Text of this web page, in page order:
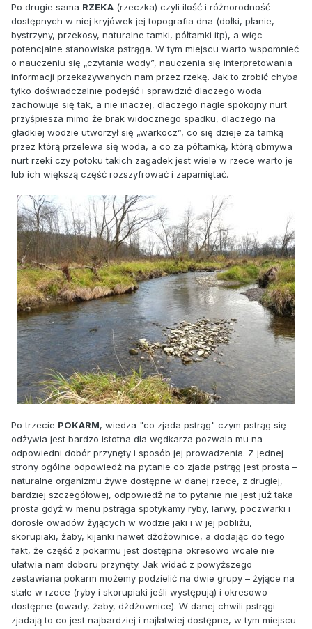
Po drugie sama RZEKA (rzeczka) czyli ilość i różnorodność
dostępnych w niej kryjówek jej topografia dna (dołki, płanie,
bystrzyny, przekosy, naturalne tamki, półtamki itp), a więc
potencjalne stanowiska pstrąga. W tym miejscu warto wspomnieć
o nauczeniu się „czytania wody”, nauczenia się interpretowania
informacji przekazywanych nam przez rzekę. Jak to zrobić chyba
tylko doświadczalnie podejść i sprawdzić dlaczego woda
zachowuje się tak, a nie inaczej, dlaczego nagle spokojny nurt
przyśpiesza mimo że brak widocznego spadku, dlaczego na
gładkiej wodzie utworzył się „warkocz”, co się dzieje za tamką
przez którą przelewa się woda, a co za półtamką, którą obmywa
nurt rzeki czy potoku takich zagadek jest wiele w rzece warto je
lub ich większą część rozszyfrować i zapamiętać.
Po trzecie POKARM, wiedza "co zjada pstrąg" czym pstrąg się
odżywia jest bardzo istotna dla wędkarza pozwala mu na
odpowiedni dobór przynęty i sposób jej prowadzenia. Z jednej
strony ogólna odpowiedź na pytanie co zjada pstrąg jest prosta –
naturalne organizmu żywe dostępne w danej rzece, z drugiej,
bardziej szczegółowej, odpowiedź na to pytanie nie jest już taka
prosta gdyż w menu pstrąga spotykamy ryby, larwy, poczwarki i
dorosłe owadów żyjących w wodzie jaki i w jej pobliżu,
skorupiaki, żaby, kijanki nawet dżdżownice, a dodając do tego
fakt, że część z pokarmu jest dostępna okresowo wcale nie
ułatwia nam doboru przynęty. Jak widać z powyższego
zestawiana pokarm możemy podzielić na dwie grupy – żyjące na
stałe w rzece (ryby i skorupiaki jeśli występują) i okresowo
dostępne (owady, żaby, dżdżownice). W danej chwili pstrągi
zjadają to co jest najbardziej i najłatwiej dostępne, w tym miejscu